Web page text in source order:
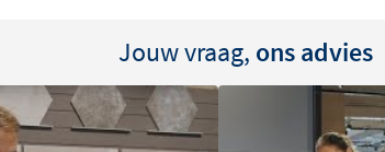
Jouw vraag, ons advies